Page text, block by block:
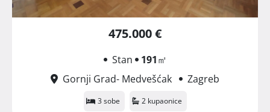
475.000 €
Stan 191㎡
Gornji Grad- Medvešćak
Zagreb
3 sobe 2 kupaonice